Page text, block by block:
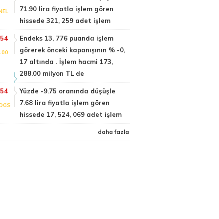
71.90 lira fiyatla işlem gören
hissede 321, 259 adet işlem
Endeks 13, 776 puanda işlem
görerek önceki kapanışının % -0,
17 altında . İşlem hacmi 173,
288.00 milyon TL de
Yüzde -9.75 oranında düşüşle
7.68 lira fiyatla işlem gören
hissede 17, 524, 069 adet işlem
daha fazla